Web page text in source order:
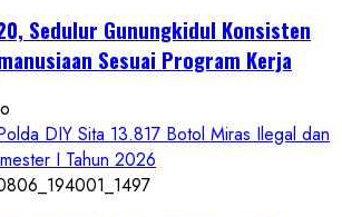
Sedulur Gunungkidul Konsisten
Sesuai Program Kerja
DIY Sita 13.817 Botol Miras Ilegal dan
I Tahun 2026